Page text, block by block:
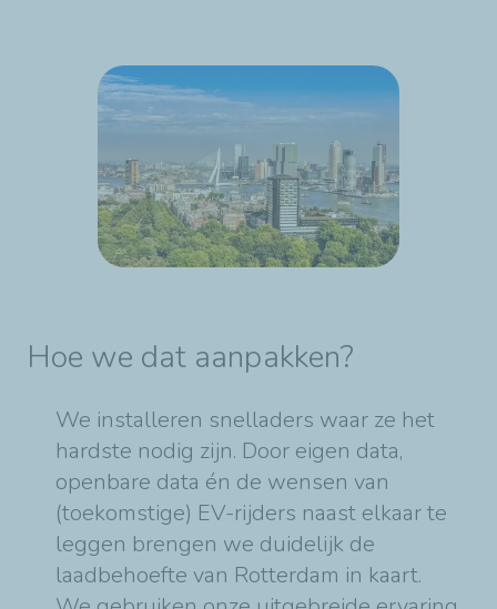
Hoe we dat aanpakken?
We installeren snelladers waar ze het
hardste nodig zijn. Door eigen data,
openbare data én de wensen van
(toekomstige) EV-rijders naast elkaar te
leggen brengen we duidelijk de
laadbehoefte van Rotterdam in kaart.